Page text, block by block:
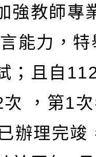
強教師專
能力，
；且自
次 ，第1
辦理完竣